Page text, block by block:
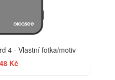
4 - Vlastní fotka/motiv
Kč